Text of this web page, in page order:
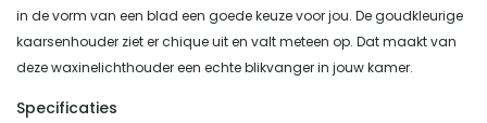
in de vorm van een blad een goede keuze voor jou. De goudkleurige
kaarsenhouder ziet er chique uit en valt meteen op. Dat maakt van
deze waxinelichthouder een echte blikvanger in jouw kamer.
Specificaties